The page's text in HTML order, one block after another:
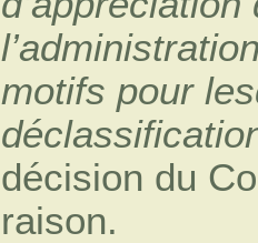
motifs pour
décision du
raison.